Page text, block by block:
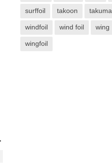
surffoil takoon takuma
windfoil wind foil wing
wingfoil